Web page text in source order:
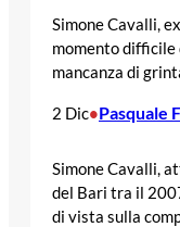
Simone Cavalli,
momento difficile
mancanza di
2 Dic•Pasquale
Simone Cavalli,
del Bari tra il
di vista sulla